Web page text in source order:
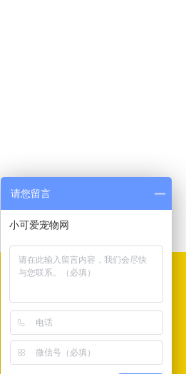
请您留言
小可爱宠物网